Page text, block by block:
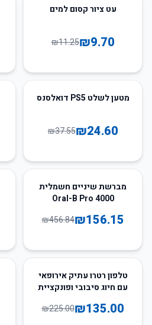
עט ציור קסום למים
₪9.70
₪11.25
34%מטען לשלט PS5 דואלסנס
₪24.60
₪37.55
66
מברשת שיניים חשמלית
Oral-B Pro 4000
₪156.15
₪456.84
40
טלפון רטרו עתיק אירופאי
עם חיוג סיבובי ופונקציית
₪135.00
₪225.00